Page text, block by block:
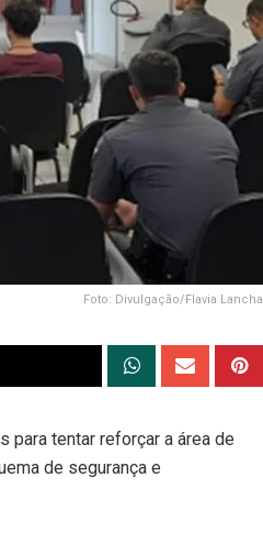
Foto: Divulgação/Flavia Lancha
para tentar reforçar a área de
de segurança e